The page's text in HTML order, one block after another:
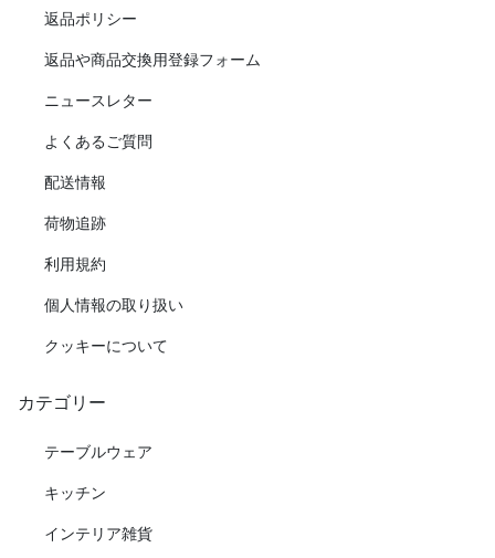
返品ポリシー
返品や商品交換用登録フォーム
ニュースレター
よくあるご質問
配送情報
荷物追跡
利用規約
個人情報の取り扱い
クッキーについて
カテゴリー
テーブルウェア
キッチン
インテリア雑貨